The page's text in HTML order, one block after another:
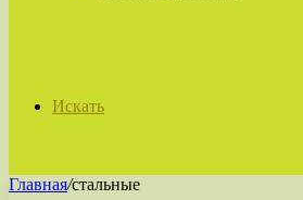
Искать
Главная/стальные